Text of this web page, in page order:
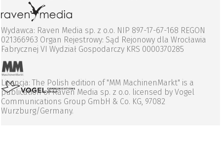
Wydawca: Raven Media sp. z o.o. NIP 897-17-67-168 REGON
021366963 Organ Rejestrowy: Sąd Rejonowy dla Wrocławia
Fabrycznej VI Wydział Gospodarczy KRS 0000370285
Licencja: The Polish edition of "MM MachinenMarkt" is a
publication of Raven Media sp. z o.o. licensed by Vogel
Communications Group GmbH & Co. KG, 97082
Wurzburg/Germany.